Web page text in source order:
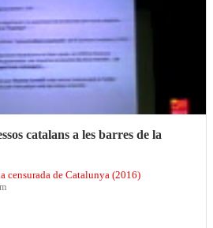
catalans a les barres de la
censurada de Catalunya (2016)